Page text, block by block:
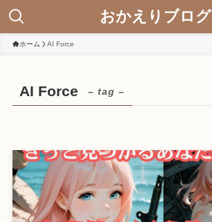
おかえりブログ
ホーム AI Force
AI Force – tag –